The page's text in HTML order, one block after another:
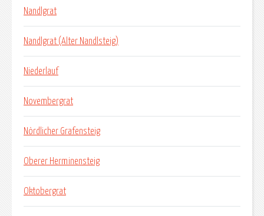
Nandlgrat
Nandlgrat (Alter Nandlsteig)
Niederlauf
Novembergrat
Nördlicher Grafensteig
Oberer Herminensteig
Oktobergrat